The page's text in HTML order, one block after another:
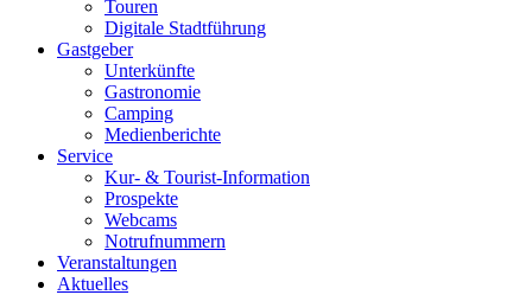
Tou­ren
Digi­ta­le Stadtführung
Gast­ge­ber
Unter­künf­te
Gas­tro­no­mie
Cam­ping
Medi­en­be­rich­te
Ser­vice
Kur- & Tourist-Information
Pro­spek­te
Web­cams
Not­ruf­num­mern
Ver­an­stal­tun­gen
Aktu­el­les